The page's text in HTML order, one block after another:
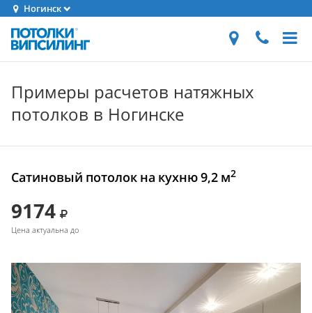
Ногинск
Примеры расчетов натяжных
потолков в Ногинске
Сатиновый потолок на кухню 9,2 м2
9174
Цена актуальна до